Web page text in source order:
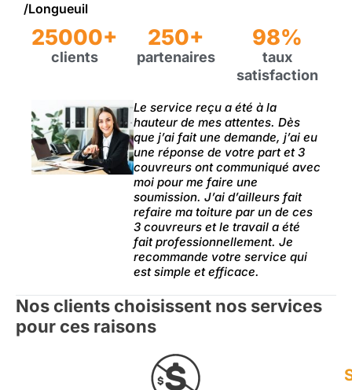
/Longueuil
25000+
clients
250+
partenaires
98%
taux
satisfaction
Le service reçu a été à la
hauteur de mes attentes. Dès
que j’ai fait une demande, j’ai eu
une réponse de votre part et 3
couvreurs ont communiqué avec
moi pour me faire une
soumission. J’ai d’ailleurs fait
refaire ma toiture par un de ces
3 couvreurs et le travail a été
fait professionnellement. Je
recommande votre service qui
est simple et efficace.
Nos clients choisissent nos services
pour ces raisons